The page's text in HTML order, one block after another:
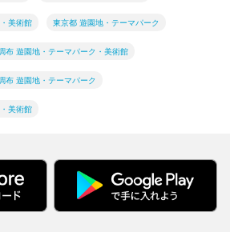
美術館 東京都 遊園地・テーマパーク
布 遊園地・テーマパーク・美術館
布 遊園地・テーマパーク
美術館